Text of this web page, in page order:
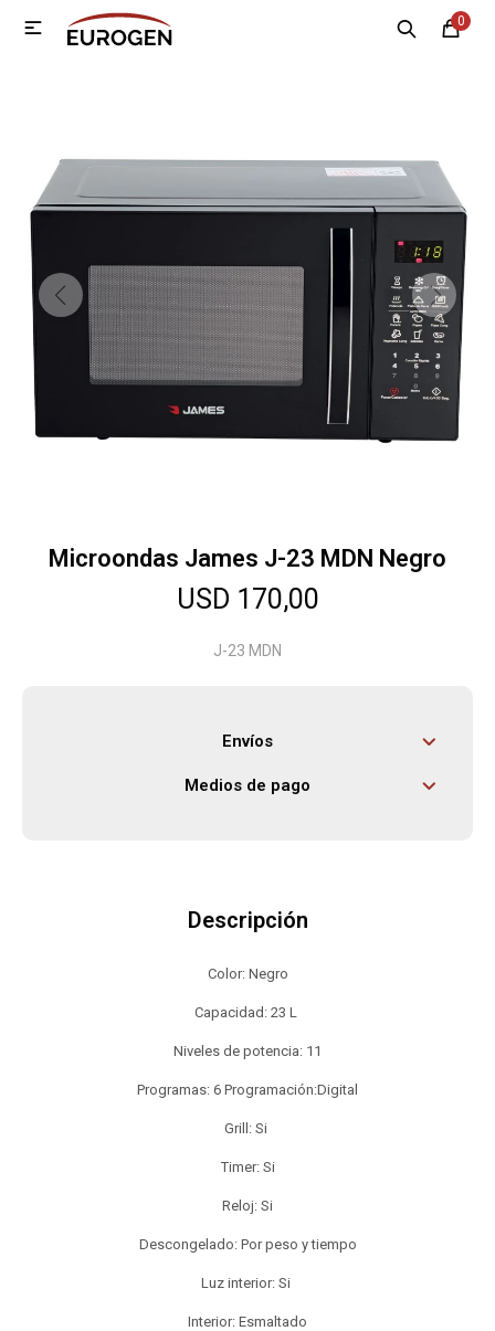
0

Microondas James J-23 MDN Negro
USD 170,00
J-23 MDN
Envíos
Medios de pago
Descripción
Color: Negro
Capacidad: 23 L
Niveles de potencia: 11
Programas: 6 Programación:Digital
Grill: Si
Timer: Si
Reloj: Si
Descongelado: Por peso y tiempo
Luz interior: Si
Interior: Esmaltado
MI CUENTA
Electrodomésticos
Climatización
Herramientas